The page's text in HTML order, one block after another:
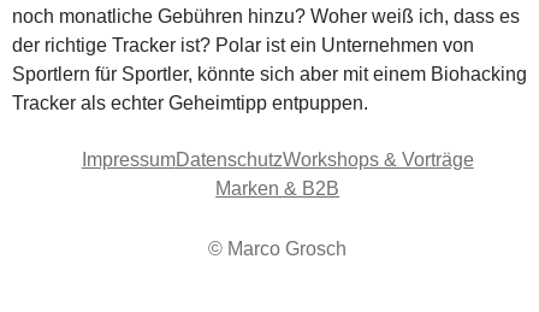
noch monatliche Gebühren hinzu? Woher weiß ich, dass es
der richtige Tracker ist? Polar ist ein Unternehmen von
Sportlern für Sportler, könnte sich aber mit einem Biohacking
Tracker als echter Geheimtipp entpuppen.
ImpressumDatenschutzWorkshops & Vorträge
Marken & B2B
© Marco Grosch